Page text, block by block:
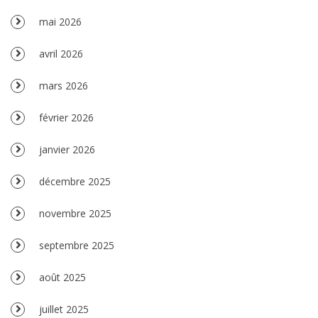
mai 2026
avril 2026
mars 2026
février 2026
janvier 2026
décembre 2025
novembre 2025
septembre 2025
août 2025
juillet 2025